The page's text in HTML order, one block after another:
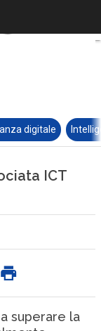
digitale
ICT
superare la